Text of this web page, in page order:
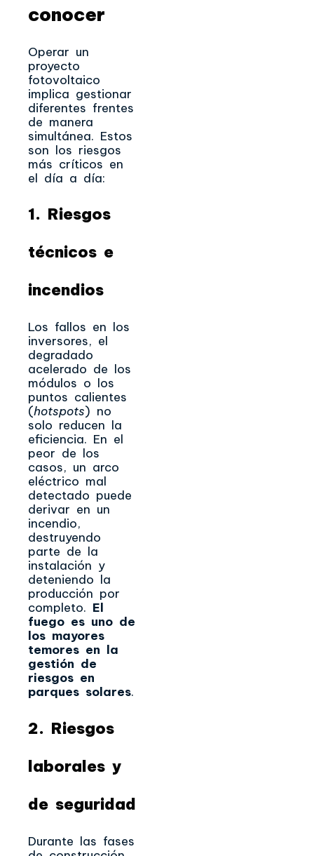
conocer
Operar un
proyecto
fotovoltaico
implica gestionar
diferentes frentes
de manera
simultánea. Estos
son los riesgos
más críticos en
el día a día:
1. Riesgos
técnicos e
incendios
Los fallos en los
inversores, el
degradado
acelerado de los
módulos o los
puntos calientes
(hotspots) no
solo reducen la
eficiencia. En el
peor de los
casos, un arco
eléctrico mal
detectado puede
derivar en un
incendio,
destruyendo
parte de la
instalación y
deteniendo la
producción por
completo. El
fuego es uno de
los mayores
temores en la
gestión de
riesgos en
parques solares.
2. Riesgos
laborales y
de seguridad
Durante las fases